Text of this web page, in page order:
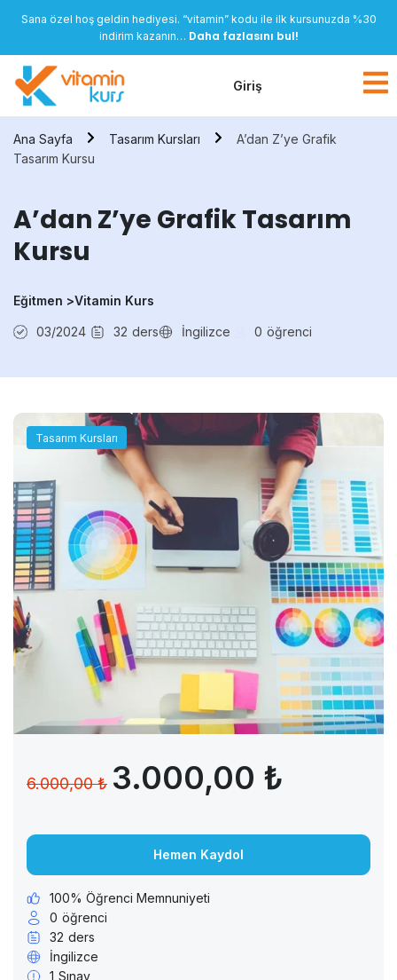
Sana özel hoş geldin hediyesi. “vitamin” kodu ile ilk kursunuzda %30
indirim kazanın… Daha fazlasını bul!
Giriş
Ana Sayfa Tasarım Kursları
A’dan Z’ye Grafik
Tasarım Kursu
A’dan Z’ye Grafik Tasarım
Kursu
Eğitmen >Vitamin Kurs
03/2024 32 ders İngilizce 0 öğrenci
Tasarım Kursları
6.000,00 ₺ 3.000,00 ₺
Hemen Kaydol
100% Öğrenci Memnuniyeti
0 öğrenci
32 ders
İngilizce
1 Sınav